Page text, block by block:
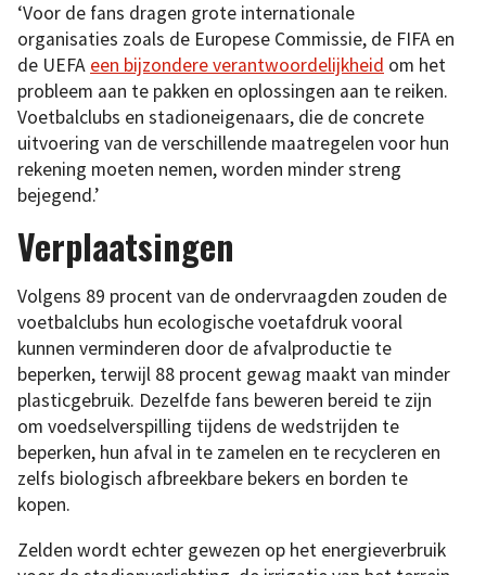
‘Voor de fans dragen grote internationale
organisaties zoals de Europese Commissie, de FIFA en
de UEFA een bijzondere verantwoordelijkheid om het
probleem aan te pakken en oplossingen aan te reiken.
Voetbalclubs en stadioneigenaars, die de concrete
uitvoering van de verschillende maatregelen voor hun
rekening moeten nemen, worden minder streng
bejegend.’
Verplaatsingen
Volgens 89 procent van de ondervraagden zouden de
voetbalclubs hun ecologische voetafdruk vooral
kunnen verminderen door de afvalproductie te
beperken, terwijl 88 procent gewag maakt van minder
plasticgebruik. Dezelfde fans beweren bereid te zijn
om voedselverspilling tijdens de wedstrijden te
beperken, hun afval in te zamelen en te recycleren en
zelfs biologisch afbreekbare bekers en borden te
kopen.
Zelden wordt echter gewezen op het energieverbruik